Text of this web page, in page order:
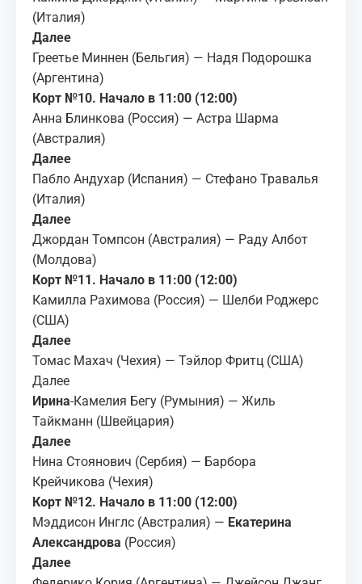
(Италия)
Далее
Греетье Миннен (Бельгия) — Надя Подорошка
(Аргентина)
Корт №10. Начало в 11:00 (12:00)
Анна Блинкова (Россия) — Астра Шарма
(Австралия)
Далее
Пабло Андухар (Испания) — Стефано Травалья
(Италия)
Далее
Джордан Томпсон (Австралия) — Раду Албот
(Молдова)
Корт №11. Начало в 11:00 (12:00)
Камилла Рахимова (Россия) — Шелби Роджерс
(США)
Далее
Томас Махач (Чехия) — Тэйлор Фритц (США)
Далее
Ирина-Камелия Бегу (Румыния) — Жиль
Тайкманн (Швейцария)
Далее
Нина Стоянович (Сербия) — Барбора
Крейчикова (Чехия)
Корт №12. Начало в 11:00 (12:00)
Мэддисон Инглс (Австралия) — Екатерина
Александрова (Россия)
Далее